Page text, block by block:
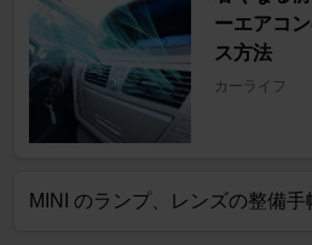
ーエアコ
ス方法
カーライフ
MINI のランプ、レンズの整備手